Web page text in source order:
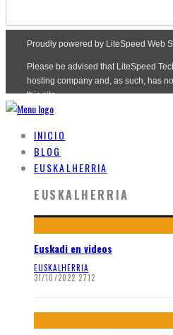
INICIO
BLOG
EUSKALHERRIA
EUSKALHERRIA
Euskadi en videos
EUSKALHERRIA
31/10/2022 2712